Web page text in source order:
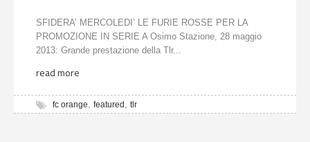
SFIDERA’ MERCOLEDI’ LE FURIE ROSSE PER LA
PROMOZIONE IN SERIE A Osimo Stazione, 28 maggio
2013: Grande prestazione della Tlr...
read more
fc orange, featured , tlr